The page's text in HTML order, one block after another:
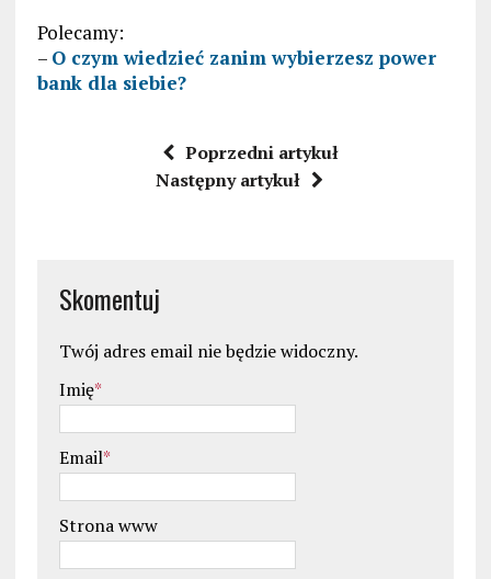
Polecamy:
– O czym wiedzieć zanim wybierzesz power
bank dla siebie?
Poprzedni artykuł
Następny artykuł
Skomentuj
Twój adres email nie będzie widoczny.
Imię*
Email*
Strona www